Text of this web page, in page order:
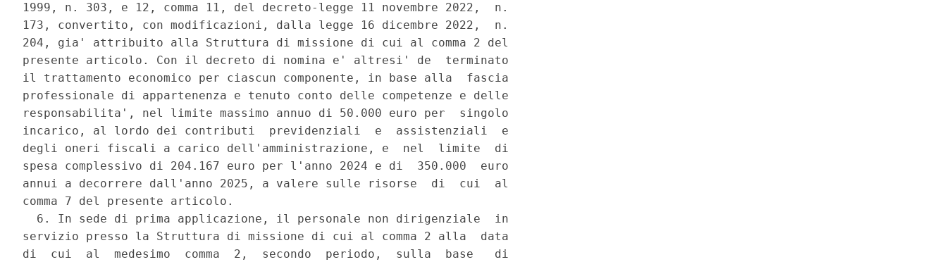
1999, n. 303, e 12, comma 11, del decreto-legge 11 novembre 2022,  n.
173, convertito, con modificazioni, dalla legge 16 dicembre 2022,  n.
204, gia' attribuito alla Struttura di missione di cui al comma 2 del
presente articolo. Con il decreto di nomina e' altresi' de  terminato
il trattamento economico per ciascun componente, in base alla  fascia
professionale di appartenenza e tenuto conto delle competenze e delle
responsabilita', nel limite massimo annuo di 50.000 euro per  singolo
incarico, al lordo dei contributi  previdenziali  e  assistenziali  e
degli oneri fiscali a carico dell'amministrazione, e  nel  limite  di
spesa complessivo di 204.167 euro per l'anno 2024 e di  350.000  euro
annui a decorrere dall'anno 2025, a valere sulle risorse  di  cui  al
comma 7 del presente articolo.
  6. In sede di prima applicazione, il personale non dirigenziale  in
servizio presso la Struttura di missione di cui al comma 2 alla  data
di  cui  al  medesimo  comma  2,  secondo  periodo,  sulla  base   di